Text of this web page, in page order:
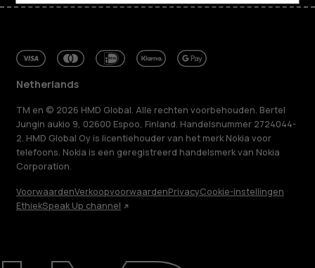
Herstellen, hergebruiken, recyclen
Netherlands
TM en © 2026 HMD Global. Alle rechten voorbehouden. Bertel
Jungin aukio 9, 02600 Espoo, Finland. Handelsnummer 2724044-
2. HMD Global Oy is licentiehouder van het merk Nokia voor
telefoons. Nokia is een geregistreerd handelsmerk van Nokia
Corporation.
VoorwaardenVerkoopvoorwaardenPrivacyCookie-instellingen
EthiekSpeak Up channel